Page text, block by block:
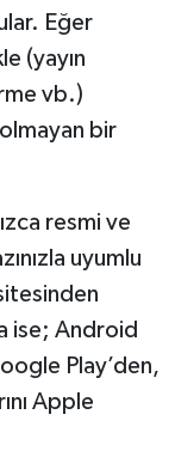
Eğer
(yayın
vb.)
olmayan bir
resmi ve
uyumlu
ise; Android
Play’den,
Apple